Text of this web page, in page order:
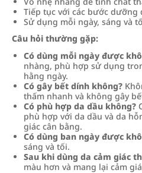
Tiếp tục với các bước dưỡng
Sử dụng mỗi ngày, sáng và
Câu hỏi thường gặp:
Có dùng mỗi ngày được
nhàng, phù hợp sử dụng
hằng ngày.
Có gây bết dính không?
thấm nhanh và không gây
Có phù hợp da dầu không?
phù hợp với da dầu và da
giác cân bằng.
Có dùng ban ngày được
sáng và tối.
Sau khi dùng da cảm giác
màu hơn và mang lại cảm